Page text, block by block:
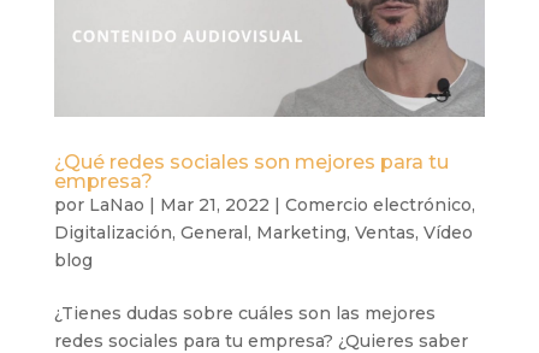
¿Qué redes sociales son mejores para tu
empresa?
por LaNao | Mar 21, 2022 | Comercio electrónico,
Digitalización, General, Marketing, Ventas, Vídeo
blog
¿Tienes dudas sobre cuáles son las mejores
redes sociales para tu empresa? ¿Quieres saber